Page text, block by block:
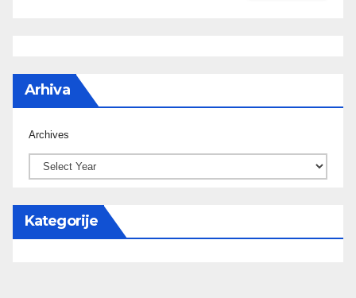
Arhiva
Archives
Kategorije